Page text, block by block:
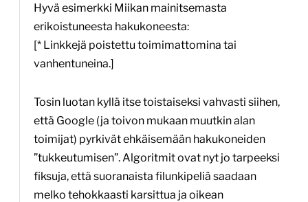
Hyvä esimerkki Miikan mainitsemasta
erikoistuneesta hakukoneesta:
[* Linkkejä poistettu toimimattomina tai
vanhentuneina.]
Tosin luotan kyllä itse toistaiseksi vahvasti siihen,
että Google (ja toivon mukaan muutkin alan
toimijat) pyrkivät ehkäisemään hakukoneiden
”tukkeutumisen”. Algoritmit ovat nyt jo tarpeeksi
fiksuja, että suoranaista filunkipeliä saadaan
melko tehokkaasti karsittua ja oikean